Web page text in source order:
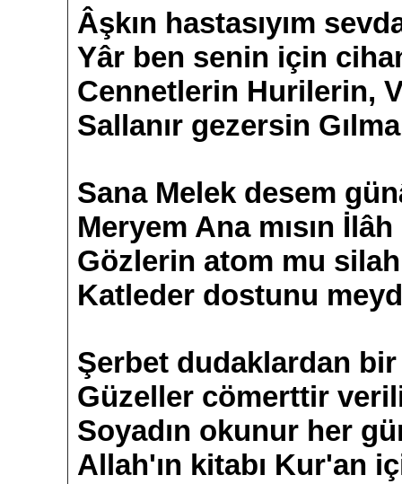
Âşkın hastasıyım
Yâr ben senin için
Cennetlerin Hurilerin,
Sallanır gezersin
Sana Melek desem
Meryem Ana mısın
Gözlerin atom mu
Katleder dostunu
Şerbet dudaklardan
Güzeller cömerttir
Soyadın okunur her
Allah'ın kitabı Kur'an